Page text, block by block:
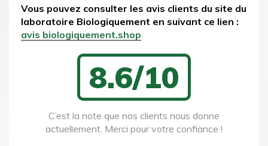
Vous pouvez consulter les avis clients du site du
laboratoire Biologiquement en suivant ce lien :
avis biologiquement.shop
8.6/10
C’est la note que nos clients nous donne
actuellement. Merci pour votre confiance !